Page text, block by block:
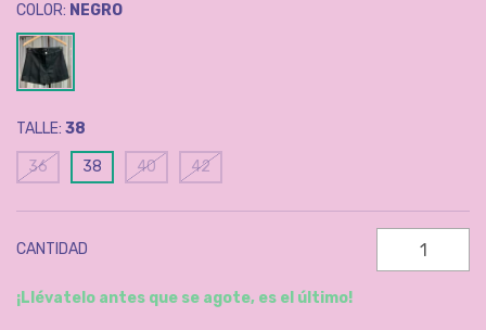
COLOR: NEGRO
TALLE: 38
36 38 40 42
CANTIDAD
¡Llévatelo antes que se agote, es el último!